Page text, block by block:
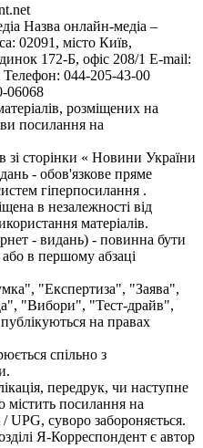
Назва онлайн-медіа –
02091, місто Київ,
172-Б, офіс 208/1 E-mail:
Телефон: 044-205-43-00
06068
розміщених на
посилання на
зі сторінки « Новини України
- обов'язкове пряме
гіперпосилання .
в незалежності від
матеріалів.
- видань) - повинна бути
в першому абзаці
"Експертиза", "Заява",
"Вибори", "Тест-драйв",
на правах
спільно з
передрук, чи наступне
посилання на
UPG, суворо забороняється.
Я-Корреспондент є автор